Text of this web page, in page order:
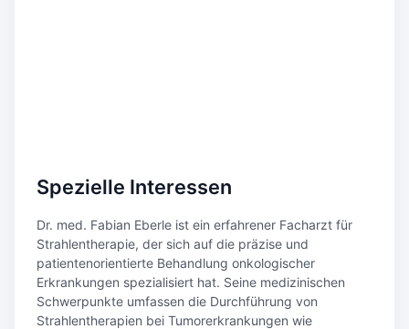
Spezielle Interessen
Dr. med. Fabian Eberle ist ein erfahrener Facharzt für
Strahlentherapie, der sich auf die präzise und
patientenorientierte Behandlung onkologischer
Erkrankungen spezialisiert hat. Seine medizinischen
Schwerpunkte umfassen die Durchführung von
Strahlentherapien bei Tumorerkrankungen wie